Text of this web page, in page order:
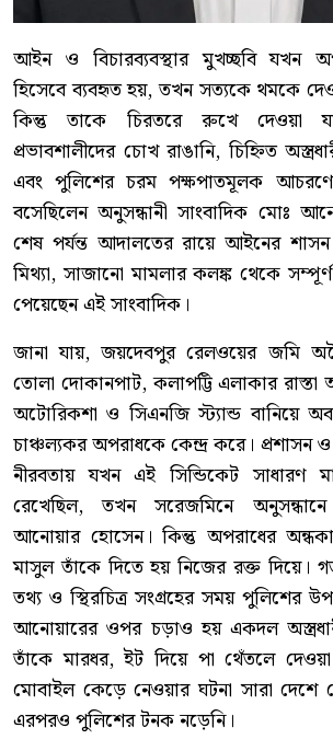
আইন ও বিচারব্যবস্থার মুখচ্ছবি যখন
হিসেবে ব্যবহৃত হয়, তখন সত্যকে থমকে
কিন্তু তাকে চিরতরে রুখে দেওয়া
প্রভাবশালীদের চোখ রাঙানি, চিহ্নিত
এবং পুলিশের চরম পক্ষপাতমূলক
বসেছিলেন অনুসন্ধানী সাংবাদিক মোঃ
শেষ পর্যন্ত আদালতের রায়ে আইনের
মিথ্যা, সাজানো মামলার কলঙ্ক থেকে
পেয়েছেন এই সাংবাদিক।
জানা যায়, জয়দেবপুর রেলওয়ের জমি
তোলা দোকানপাট, কলাপট্টি এলাকার রাস্তা
অটোরিকশা ও সিএনজি স্ট্যান্ড বানিয়ে
চাঞ্চল্যকর অপরাধকে কেন্দ্র করে।
নীরবতায় যখন এই সিন্ডিকেট সাধারণ
রেখেছিল, তখন সরেজমিনে অনুসন্ধানে
আনোয়ার হোসেন। কিন্তু অপরাধের
মাসুল তাঁকে দিতে হয় নিজের রক্ত দিয়ে।
তথ্য ও স্থিরচিত্র সংগ্রহের সময় পুলিশের
আনোয়ারের ওপর চড়াও হয় একদল অস্ত্রধারী
তাঁকে মারধর, ইট দিয়ে পা থেঁতলে
মোবাইল কেড়ে নেওয়ার ঘটনা সারা দেশে
এরপরও পুলিশের টনক নড়েনি।